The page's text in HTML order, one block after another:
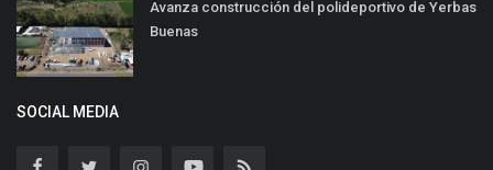
Avanza construcción del polideportivo de Yerbas
Buenas
SOCIAL MEDIA